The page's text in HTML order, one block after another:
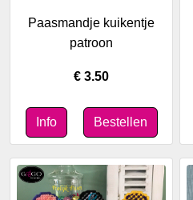
Paasmandje kuikentje
patroon
€ 3.50